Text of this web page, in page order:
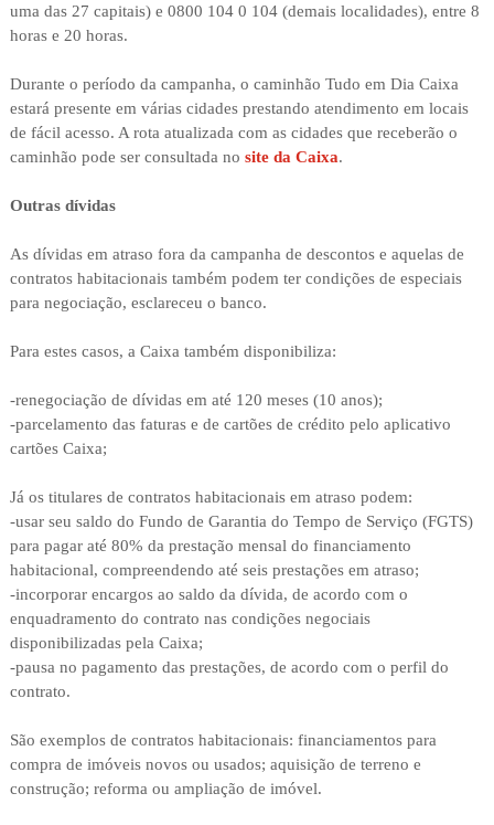
uma das 27 capitais) e 0800 104 0 104 (demais localidades), entre 8
horas e 20 horas.
Durante o período da campanha, o caminhão Tudo em Dia Caixa
estará presente em várias cidades prestando atendimento em locais
de fácil acesso. A rota atualizada com as cidades que receberão o
caminhão pode ser consultada no site da Caixa.
Outras dívidas
As dívidas em atraso fora da campanha de descontos e aquelas de
contratos habitacionais também podem ter condições de especiais
para negociação, esclareceu o banco.
Para estes casos, a Caixa também disponibiliza:
-renegociação de dívidas em até 120 meses (10 anos);
-parcelamento das faturas e de cartões de crédito pelo aplicativo
cartões Caixa;
Já os titulares de contratos habitacionais em atraso podem:
-usar seu saldo do Fundo de Garantia do Tempo de Serviço (FGTS)
para pagar até 80% da prestação mensal do financiamento
habitacional, compreendendo até seis prestações em atraso;
-incorporar encargos ao saldo da dívida, de acordo com o
enquadramento do contrato nas condições negociais
disponibilizadas pela Caixa;
-pausa no pagamento das prestações, de acordo com o perfil do
contrato.​
São exemplos de contratos habitacionais: financiamentos para
compra de imóveis novos ou usados; aquisição de terreno e
construção; reforma ou ampliação de imóvel.